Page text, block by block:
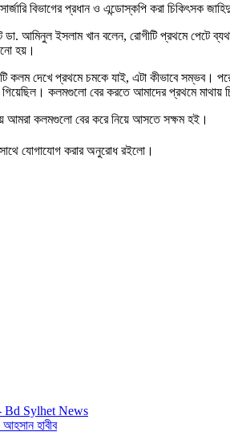
বিভাগের প্রধান ও এন্ডোস্কপি করা চিকিৎসক
আমিনুল ইসলাম খান বলেন, রোগীটি প্রথমে পেটে
হয়।
কলম দেখে প্রথমে চমকে যাই, এটা কীভাবে
কলমগুলো বের করতে আমাদের প্রথমে মাথায়
আমরা কলমগুলো বের করে নিয়ে আসতে সক্ষম হই।
যোগাযোগ করার অনুরোধ রইলো।
হাবীব